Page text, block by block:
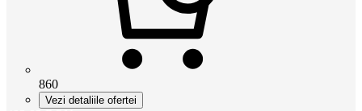
860
Vezi detaliile ofertei